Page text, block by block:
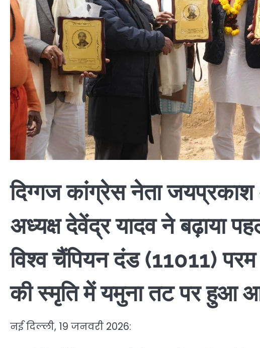
दिग्गज कांग्रेस नेता
अध्यक्ष देवेंद्र यादव ने बढ़ाया
विश्व चैंपियन दंड (11011)
की स्मृति में यमुना तट पर हुआ
नई दिल्ली, 19 जनवरी 2026: